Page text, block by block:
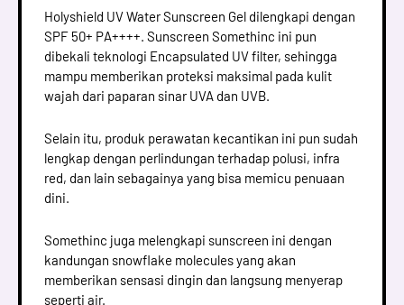
Holyshield UV Water Sunscreen Gel dilengkapi dengan
SPF 50+ PA++++. Sunscreen Somethinc ini pun
dibekali teknologi Encapsulated UV filter, sehingga
mampu memberikan proteksi maksimal pada kulit
wajah dari paparan sinar UVA dan UVB.
Selain itu, produk perawatan kecantikan ini pun sudah
lengkap dengan perlindungan terhadap polusi, infra
red, dan lain sebagainya yang bisa memicu penuaan
dini.
Somethinc juga melengkapi sunscreen ini dengan
kandungan snowflake molecules yang akan
memberikan sensasi dingin dan langsung menyerap
seperti air.